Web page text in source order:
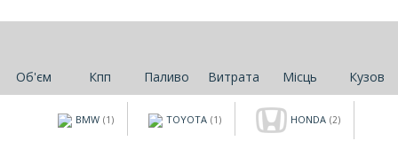
Об'єм Кпп Паливо Витрата Місць Кузов
BMW (1) TOYOTA (1) HONDA (2)